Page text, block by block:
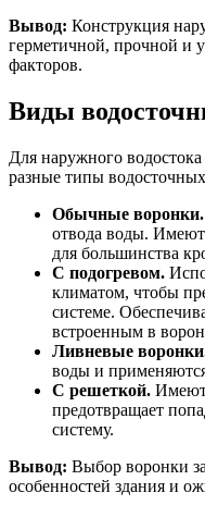
Вывод: Конструкция
герметичной, прочной и
факторов.
Виды
Для наружного
разные типы
Обычные воронки.
отвода воды.
для большинства
С подогревом.
климатом, чтобы
системе.
встроенным в
Ливневые
воды и
С решеткой.
предотвращает
систему.
Вывод: Выбор воронки
особенностей здания и